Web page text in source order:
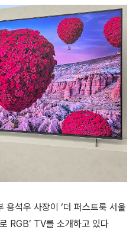
용석우 사장이 ‘더 퍼스트룩 서울
RGB’ TV를 소개하고 있다